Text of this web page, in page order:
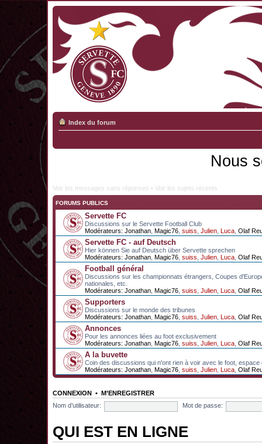
Index du forum
Nous
Voir les messages sans réponses • Voir les sujets récents
FORUMS PUBLICS
Servette FC
Discussions sur le Servette Football Club
Modérateurs: Jonathan Magic76 suiss Julien Luca Olaf
Servette FC - auf Deutsch
Hier können Sie auf Deutsch über Servette sprechen
Modérateurs: Jonathan Magic76 suiss Julien Luca Olaf
Football général
Discussions sur les championnats étrangers, Coupes
nationales, etc.
Modérateurs: Jonathan Magic76 suiss Julien Luca Olaf
Supporters
Discussions sur le monde des tribunes
Modérateurs: Jonathan Magic76 suiss Julien Luca Olaf
Annonces
Pour les annonces liées au foot exclusivement
Modérateurs: Jonathan Magic76 suiss Julien Luca Olaf
A la buvette
Coin des discussions qui n'ont rien à voir avec le foot, espace
Modérateurs: Jonathan Magic76 suiss Julien Luca Olaf
CONNEXION • M’ENREGISTRER
Nom d’utilisateur:
Mot de passe:
QUI EST EN LIGNE